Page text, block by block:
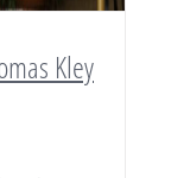
Kley